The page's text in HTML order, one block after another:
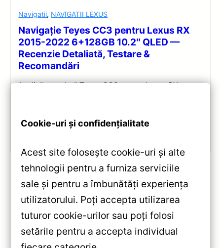
Navigatii, NAVIGATII LEXUS
Navigație Teyes CC3 pentru Lexus RX
2015-2022 6+128GB 10.2″ QLED —
Recenzie Detaliată, Testare &
Recomandări
Analiză completă Teyes CC3 pentru Lexus RX:
«Navigație Auto Teyes Lux One
BMW X5 F15 EVO 6+128GB
12.3” IPS — Recenzie Detaliată,
Cookie-uri și confidențialitate
Acest site folosește cookie-uri și alte
tehnologii pentru a furniza serviciile
sale și pentru a îmbunătăți experiența
utilizatorului. Poți accepta utilizarea
tuturor cookie-urilor sau poți folosi
setările pentru a accepta individual